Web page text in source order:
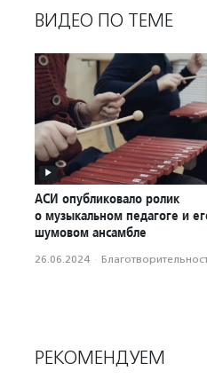
ВИДЕО ПО ТЕМЕ
АСИ опубликовало ролик
о музыкальном педагоге и
шумовом ансамбле
26.06.2024 ·
РЕКОМЕНДУЕМ